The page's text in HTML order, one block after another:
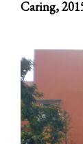
Caring,